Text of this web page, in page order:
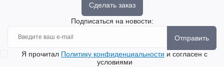
Сделать заказ
Подписаться на новости:
Отправить
Я прочитал Политику конфиденциальности и согласен с
условиями